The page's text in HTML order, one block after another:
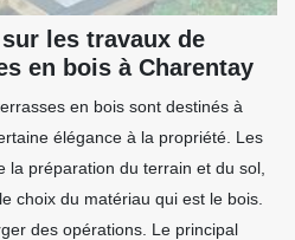
les travaux de
en bois à Charentay
en bois sont destinés à
élégance à la propriété. Les
la préparation du terrain et du sol,
choix du matériau qui est le bois.
des opérations. Le principal